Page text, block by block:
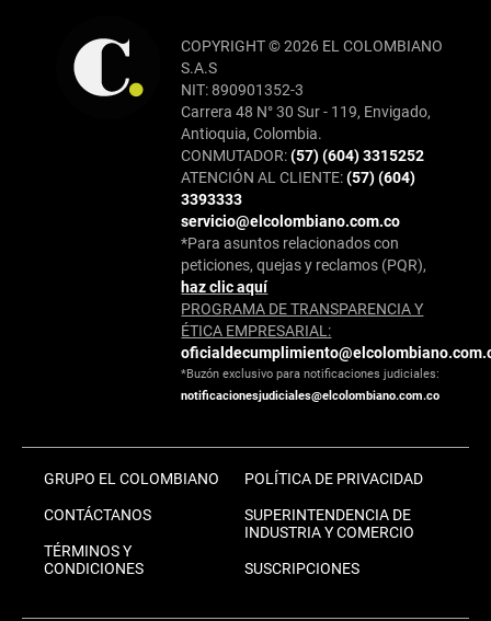
COPYRIGHT © 2026 EL COLOMBIANO
S.A.S
NIT: 890901352-3
Carrera 48 N° 30 Sur - 119, Envigado,
Antioquia, Colombia.
CONMUTADOR:(57) (604) 3315252
ATENCIÓN AL CLIENTE:(57) (604)
3393333
servicio@elcolombiano.com.co
*Para asuntos relacionados con
peticiones, quejas y reclamos (PQR),
haz clic aquí
PROGRAMA DE TRANSPARENCIA Y
ÉTICA EMPRESARIAL:
*Buzón exclusivo para notificaciones judiciales:
notificacionesjudiciales@elcolombiano.com.co
GRUPO EL COLOMBIANO
CONTÁCTANOS
TÉRMINOS Y
CONDICIONES
POLÍTICA DE PRIVACIDAD
SUPERINTENDENCIA DE
INDUSTRIA Y COMERCIO
SUSCRIPCIONES